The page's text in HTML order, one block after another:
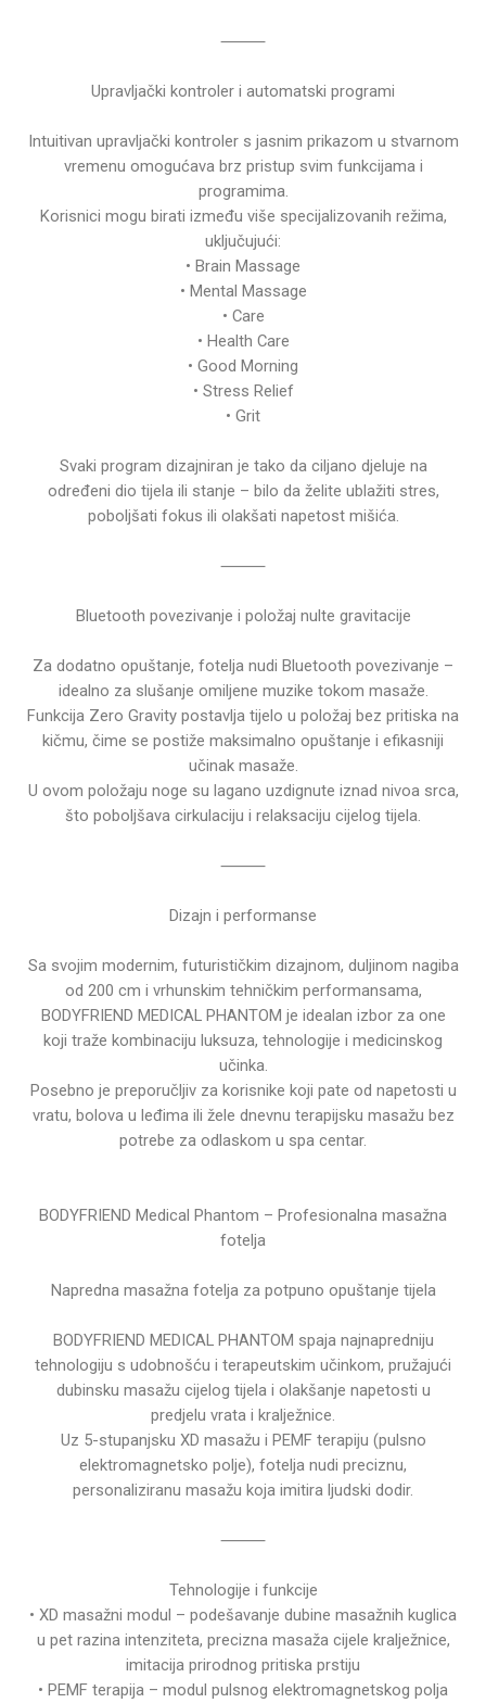
⸻
Upravljački kontroler i automatski programi
Intuitivan upravljački kontroler s jasnim prikazom u stvarnom
vremenu omogućava brz pristup svim funkcijama i
programima.
Korisnici mogu birati između više specijalizovanih režima,
uključujući:
• Brain Massage
• Mental Massage
• Care
• Health Care
• Good Morning
• Stress Relief
• Grit
Svaki program dizajniran je tako da ciljano djeluje na
određeni dio tijela ili stanje – bilo da želite ublažiti stres,
poboljšati fokus ili olakšati napetost mišića.
⸻
Bluetooth povezivanje i položaj nulte gravitacije
Za dodatno opuštanje, fotelja nudi Bluetooth povezivanje –
idealno za slušanje omiljene muzike tokom masaže.
Funkcija Zero Gravity postavlja tijelo u položaj bez pritiska na
kičmu, čime se postiže maksimalno opuštanje i efikasniji
učinak masaže.
U ovom položaju noge su lagano uzdignute iznad nivoa srca,
što poboljšava cirkulaciju i relaksaciju cijelog tijela.
⸻
Dizajn i performanse
Sa svojim modernim, futurističkim dizajnom, duljinom nagiba
od 200 cm i vrhunskim tehničkim performansama,
BODYFRIEND MEDICAL PHANTOM je idealan izbor za one
koji traže kombinaciju luksuza, tehnologije i medicinskog
učinka.
Posebno je preporučljiv za korisnike koji pate od napetosti u
vratu, bolova u leđima ili žele dnevnu terapijsku masažu bez
potrebe za odlaskom u spa centar.
BODYFRIEND Medical Phantom – Profesionalna masažna
fotelja
Napredna masažna fotelja za potpuno opuštanje tijela
BODYFRIEND MEDICAL PHANTOM spaja najnapredniju
tehnologiju s udobnošću i terapeutskim učinkom, pružajući
dubinsku masažu cijelog tijela i olakšanje napetosti u
predjelu vrata i kralježnice.
Uz 5-stupanjsku XD masažu i PEMF terapiju (pulsno
elektromagnetsko polje), fotelja nudi preciznu,
personaliziranu masažu koja imitira ljudski dodir.
⸻
Tehnologije i funkcije
• XD masažni modul – podešavanje dubine masažnih kuglica
u pet razina intenziteta, precizna masaža cijele kralježnice,
imitacija prirodnog pritiska prstiju
• PEMF terapija – modul pulsnog elektromagnetskog polja